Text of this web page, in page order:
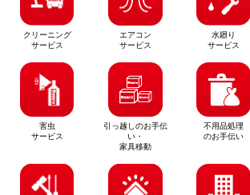
クリーニング
サービス
エアコン
サービス
水廻り
サービス
害虫
サービス
引っ越しのお手伝
い・
家具移動
不用品処理
のお手伝い